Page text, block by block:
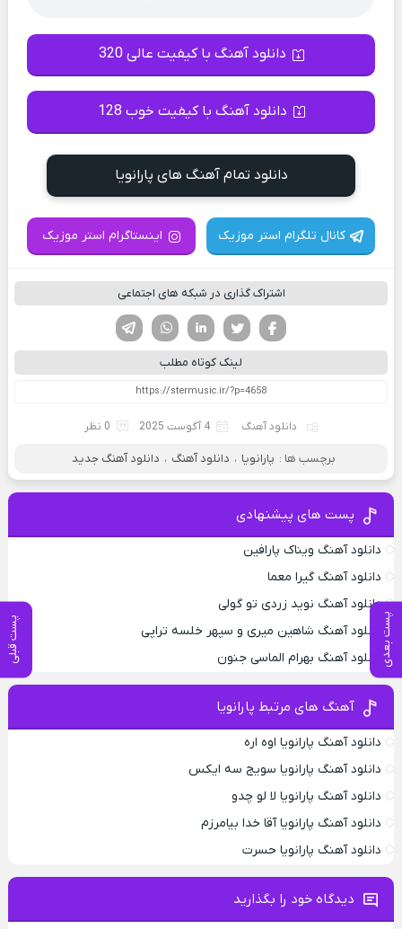
پست بعدی پست قبلی
دانلود آهنگ با کیفیت عالی 320
دانلود آهنگ با کیفیت خوب 128
دانلود تمام آهنگ های پارانویا
کانال تلگرام استر موزیک اینستاگرام استر موزیک
اشتراک گذاری در شبکه های اجتماعی
لینکدین تویتر
فیسوک
لینک کوتاه مطلب
دانلود آهنگ 4 آگوست 2025 0 نظر
برچسب ها : پارانویا ، دانلود آهنگ ، دانلود آهنگ جدید
پست های پیشنهادی
دانلود آهنگ ویناک پارافین
دانلود آهنگ گیرا معما
دانلود آهنگ نوید زردی تو گولی
دانلود آهنگ شاهین میری و سپهر خلسه تراپی
دانلود آهنگ بهرام الماسی جنون
آهنگ های مرتبط پارانویا
دانلود آهنگ پارانویا اوه اره
دانلود آهنگ پارانویا سویج سه ایکس
دانلود آهنگ پارانویا لا لو چدو
دانلود آهنگ پارانویا آقا خدا بیامرزم
دانلود آهنگ پارانویا حسرت
دیدگاه خود را بگذارید